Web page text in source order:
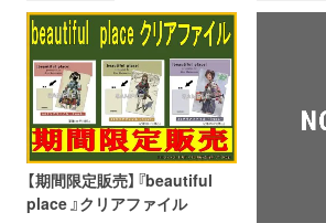
【期間限定販売】『beautiful
place 』クリアファイル